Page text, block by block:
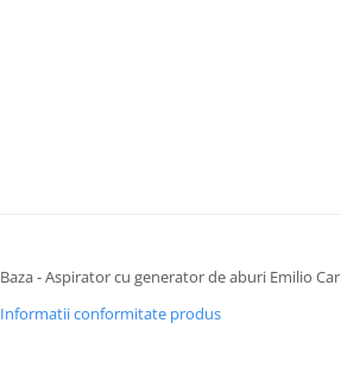
Baza - Aspirator cu generator de aburi Emilio Car
Informatii conformitate produs